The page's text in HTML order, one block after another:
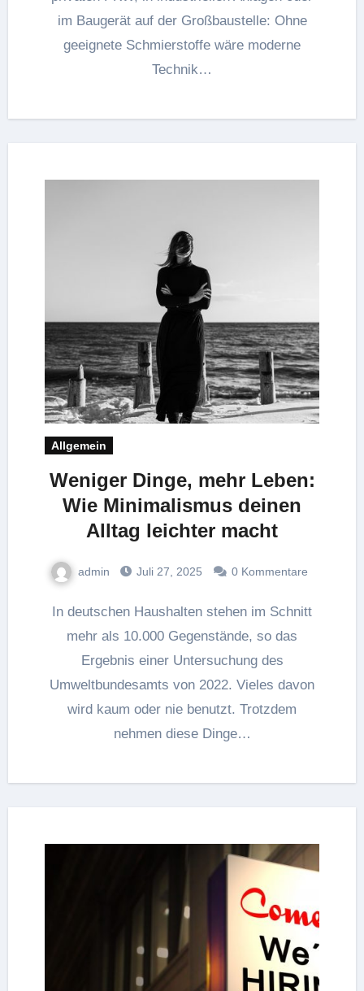
im Baugerät auf der Großbaustelle: Ohne
geeignete Schmierstoffe wäre moderne
Technik…
Allgemein
Weniger Dinge, mehr Leben:
Wie Minimalismus deinen
Alltag leichter macht
admin Juli 27, 2025 0 Kommentare
In deutschen Haushalten stehen im Schnitt
mehr als 10.000 Gegenstände, so das
Ergebnis einer Untersuchung des
Umweltbundesamts von 2022. Vieles davon
wird kaum oder nie benutzt. Trotzdem
nehmen diese Dinge…